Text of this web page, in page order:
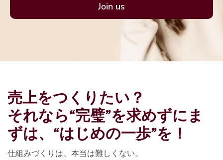
Join us
売上をつくりたい？
それなら“完璧”を求めずにま
ずは、“はじめの一歩”を！
仕組みづくりは、本当は難しくない。